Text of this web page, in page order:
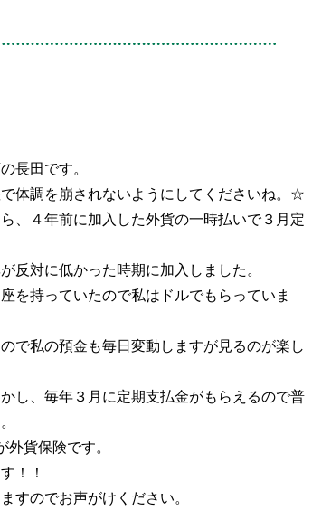
長田です。
体調を崩されないようにしてくださいね。☆
、４年前に加入した外貨の一時払いで３月定
反対に低かった時期に加入しました。
を持っていたので私はドルでもらっていま
で私の預金も毎日変動しますが見るのが楽し
し、毎年３月に定期支払金がもらえるので普
貨保険です。
！！
すのでお声がけください。